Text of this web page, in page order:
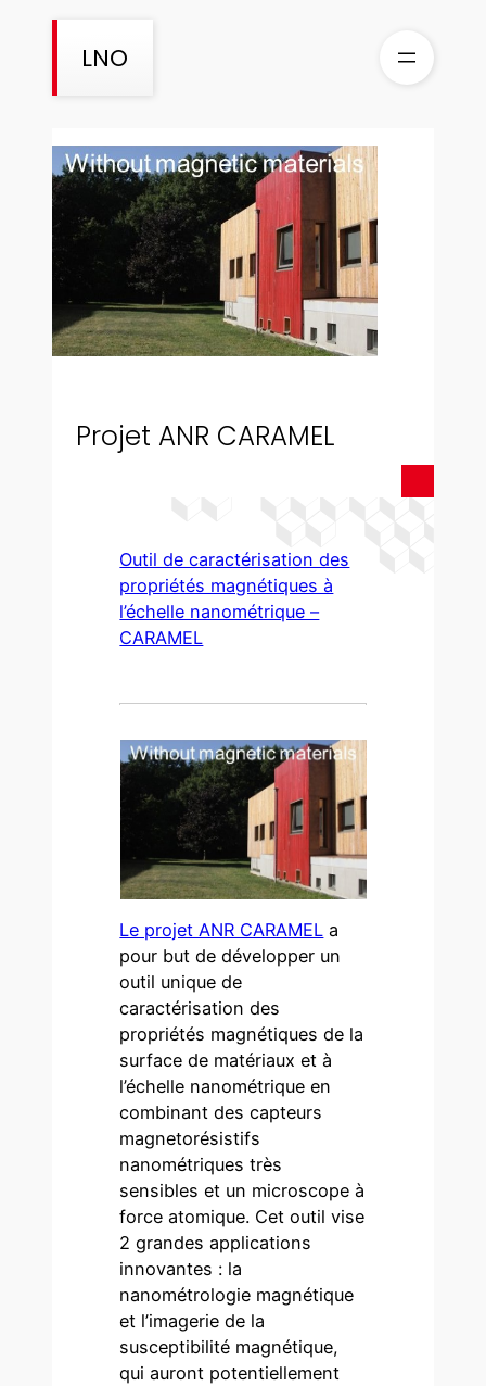
LNO
Projet ANR CARAMEL
Outil de caractérisation des
propriétés magnétiques à
l’échelle nanométrique –
CARAMEL
Le projet ANR CARAMEL a
pour but de développer un
outil unique de
caractérisation des
propriétés magnétiques de la
surface de matériaux et à
l’échelle nanométrique en
combinant des capteurs
magnetorésistifs
nanométriques très
sensibles et un microscope à
force atomique. Cet outil vise
2 grandes applications
innovantes : la
nanométrologie magnétique
et l’imagerie de la
susceptibilité magnétique,
qui auront potentiellement